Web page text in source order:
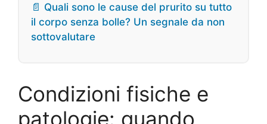
📄 Quali sono le cause del prurito su tutto
il corpo senza bolle? Un segnale da non
sottovalutare
Condizioni fisiche e
patologie: quando